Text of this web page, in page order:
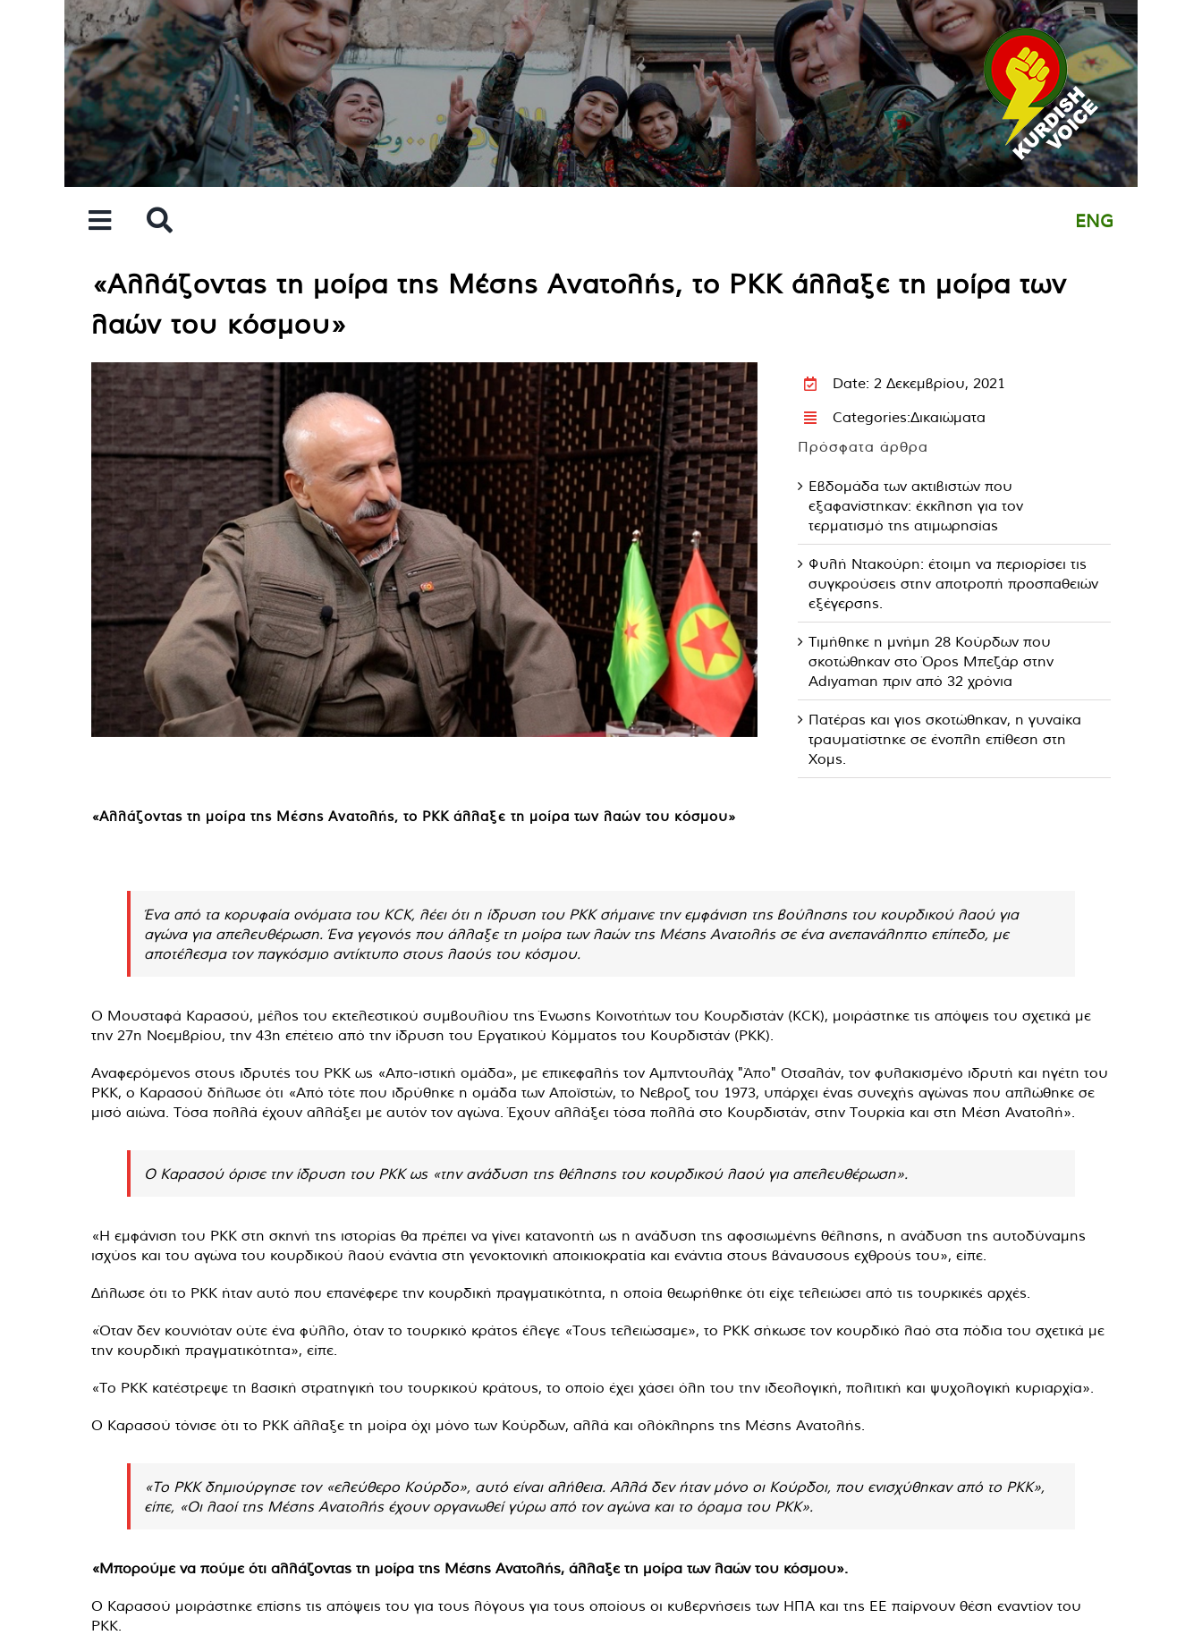
ENG
«Αλλάζοντας τη μοίρα της Μέσης Ανατολής, το PKK άλλαξε τη μοίρα των
λαών του κόσμου»
Date: 2 Δεκεμβρίου, 2021
Categories:Δικαιώματα
Πρόσφατα άρθρα
Εβδομάδα των ακτιβιστών που
εξαφανίστηκαν: έκκληση για τον
τερματισμό της ατιμωρησίας
Φυλή Ντακούρη: έτοιμη να περιορίσει τις
συγκρούσεις στην αποτροπή προσπαθειών
εξέγερσης.
Τιμήθηκε η μνήμη 28 Κούρδων που
σκοτώθηκαν στο Όρος Μπεζάρ στην
Adıyaman πριν από 32 χρόνια
Πατέρας και γιος σκοτώθηκαν, η γυναίκα
τραυματίστηκε σε ένοπλη επίθεση στη
Χομς.
«Αλλάζοντας τη μοίρα της Μέσης Ανατολής, το PKK άλλαξε τη μοίρα των λαών του κόσμου»
Ένα από τα κορυφαία ονόματα του KCK, λέει ότι η ίδρυση του PKK σήμαινε την εμφάνιση της βούλησης του κουρδικού λαού για
αγώνα για απελευθέρωση. Ένα γεγονός που άλλαξε τη μοίρα των λαών της Μέσης Ανατολής σε ένα ανεπανάληπτο επίπεδο, με
αποτέλεσμα τον παγκόσμιο αντίκτυπο στους λαούς του κόσμου.
Ο Μουσταφά Καρασού, μέλος του εκτελεστικού συμβουλίου της Ένωσης Κοινοτήτων του Κουρδιστάν (KCK), μοιράστηκε τις απόψεις του σχετικά με
την 27η Νοεμβρίου, την 43η επέτειο από την ίδρυση του Εργατικού Κόμματος του Κουρδιστάν (PKK).
Αναφερόμενος στους ιδρυτές του PKK ως «Απο-ιστική ομάδα», με επικεφαλής τον Αμπντουλάχ "Άπο" Οτσαλάν, τον φυλακισμένο ιδρυτή και ηγέτη του
PKK, ο Καρασού δήλωσε ότι «Από τότε που ιδρύθηκε η ομάδα των Αποϊστών, το Νεβροζ του 1973, υπάρχει ένας συνεχής αγώνας που απλώθηκε σε
μισό αιώνα. Τόσα πολλά έχουν αλλάξει με αυτόν τον αγώνα. Έχουν αλλάξει τόσα πολλά στο Κουρδιστάν, στην Τουρκία και στη Μέση Ανατολή».
Ο Καρασού όρισε την ίδρυση του PKK ως «την ανάδυση της θέλησης του κουρδικού λαού για απελευθέρωση».
«Η εμφάνιση του PKK στη σκηνή της ιστορίας θα πρέπει να γίνει κατανοητή ως η ανάδυση της αφοσιωμένης θέλησης, η ανάδυση της αυτοδύναμης
ισχύος και του αγώνα του κουρδικού λαού ενάντια στη γενοκτονική αποικιοκρατία και ενάντια στους βάναυσους εχθρούς του», είπε.
Δήλωσε ότι το PKK ήταν αυτό που επανέφερε την κουρδική πραγματικότητα, η οποία θεωρήθηκε ότι είχε τελειώσει από τις τουρκικές αρχές.
«Όταν δεν κουνιόταν ούτε ένα φύλλο, όταν το τουρκικό κράτος έλεγε «Τους τελειώσαμε», το PKK σήκωσε τον κουρδικό λαό στα πόδια του σχετικά με
την κουρδική πραγματικότητα», είπε.
«Το PKK κατέστρεψε τη βασική στρατηγική του τουρκικού κράτους, το οποίο έχει χάσει όλη του την ιδεολογική, πολιτική και ψυχολογική κυριαρχία».
Ο Καρασού τόνισε ότι το PKK άλλαξε τη μοίρα όχι μόνο των Κούρδων, αλλά και ολόκληρης της Μέσης Ανατολής.
«Το PKK δημιούργησε τον «ελεύθερο Κούρδο», αυτό είναι αλήθεια. Αλλά δεν ήταν μόνο οι Κούρδοι, που ενισχύθηκαν από το PKK»,
είπε, «Οι λαοί της Μέσης Ανατολής έχουν οργανωθεί γύρω από τον αγώνα και το όραμα του PKK».
«Μπορούμε να πούμε ότι αλλάζοντας τη μοίρα της Μέσης Ανατολής, άλλαξε τη μοίρα των λαών του κόσμου».
Ο Καρασού μοιράστηκε επίσης τις απόψεις του για τους λόγους για τους οποίους οι κυβερνήσεις των ΗΠΑ και της ΕΕ παίρνουν θέση εναντίον του
PKK.